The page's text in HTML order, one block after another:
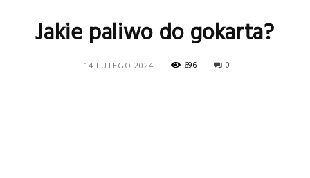
Jakie paliwo do gokarta?
14 LUTEGO 2024 696 0